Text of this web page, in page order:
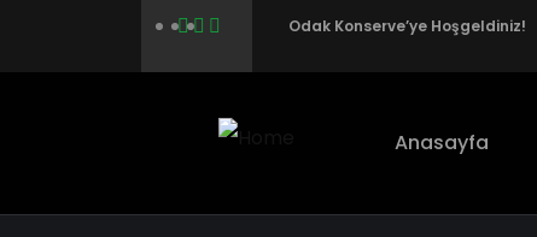
Odak Konserve’ye Hoşgeldiniz!
Anasayfa